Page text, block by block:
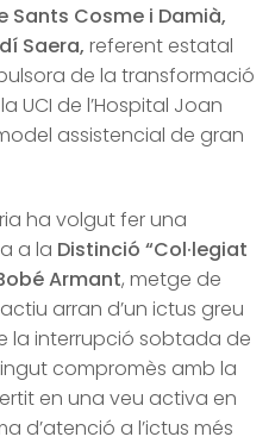
Sants Cosme i Damià,
Saera, referent estatal
de la transformació
UCI de l’Hospital Joan
assistencial de gran
ha volgut fer una
a la Distinció “Col·legiat
Armant, metge de
arran d’un ictus greu
la interrupció sobtada de
compromès amb la
en una veu activa en
d’atenció a l’ictus més